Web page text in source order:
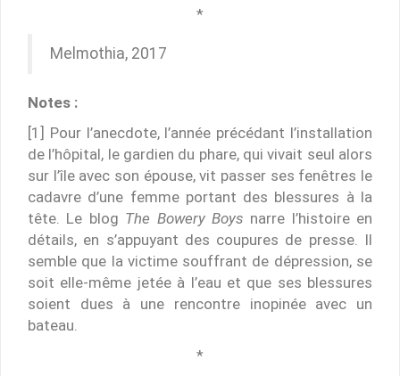
*
Melmothia, 2017
Notes :
[1] Pour l’anecdote, l’année précédant l’installation
de l’hôpital, le gardien du phare, qui vivait seul alors
sur l’île avec son épouse, vit passer ses fenêtres le
cadavre d’une femme portant des blessures à la
tête. Le blog The Bowery Boys narre l’histoire en
détails, en s’appuyant des coupures de presse. Il
semble que la victime souffrant de dépression, se
soit elle-même jetée à l’eau et que ses blessures
soient dues à une rencontre inopinée avec un
bateau.
*